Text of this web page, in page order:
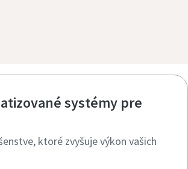
systémy pre
ktoré zvyšuje výkon vašich